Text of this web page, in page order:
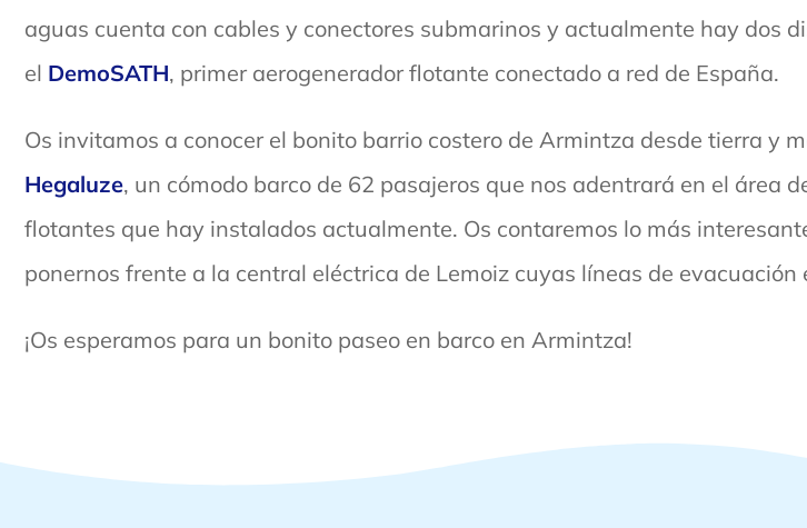
aguas cuenta con cables y conectores submarinos y actualmente hay dos
el DemoSATH, primer aerogenerador flotante conectado a red de España.
Os invitamos a conocer el bonito barrio costero de Armintza desde tierra y
Hegaluze, un cómodo barco de 62 pasajeros que nos adentrará en el área
flotantes que hay instalados actualmente. Os contaremos lo más
ponernos frente a la central eléctrica de Lemoiz cuyas líneas de
¡Os esperamos para un bonito paseo en barco en Armintza!